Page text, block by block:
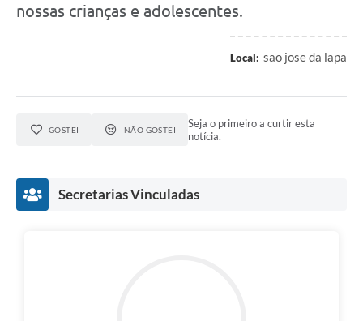
nossas crianças e adolescentes.
Local: sao jose da lapa
GOSTEI NÃO GOSTEI
Seja o primeiro a curtir esta
notícia.
Secretarias Vinculadas